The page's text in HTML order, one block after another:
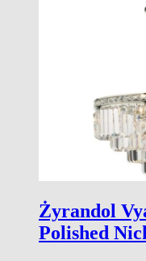
Żyrandol
Polished